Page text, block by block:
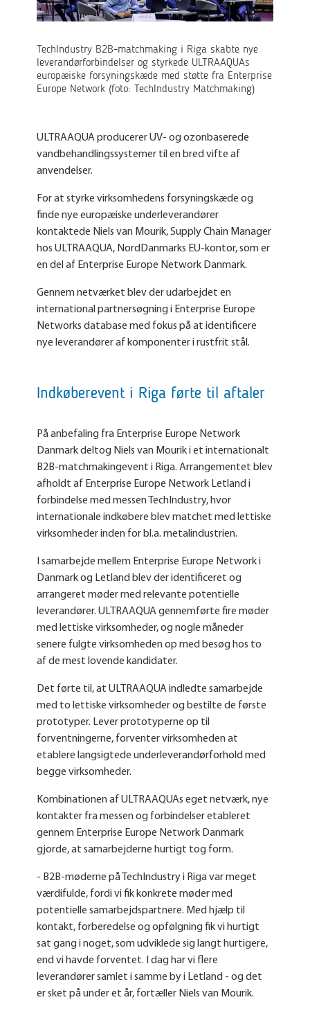
TechIndustry B2B-matchmaking i Riga skabte nye
leverandørforbindelser og styrkede ULTRAAQUAs
europæiske forsyningskæde med støtte fra Enterprise
Europe Network (foto: TechIndustry Matchmaking)
ULTRAAQUA producerer UV- og ozonbaserede
vandbehandlingssystemer til en bred vifte af
anvendelser.
For at styrke virksomhedens forsyningskæde og
finde nye europæiske underleverandører
kontaktede Niels van Mourik, Supply Chain Manager
hos ULTRAAQUA, NordDanmarks EU-kontor, som er
en del af Enterprise Europe Network Danmark.
Gennem netværket blev der udarbejdet en
international partnersøgning i Enterprise Europe
Networks database med fokus på at identificere
nye leverandører af komponenter i rustfrit stål.
Indkøberevent i Riga førte til aftaler
På anbefaling fra Enterprise Europe Network
Danmark deltog Niels van Mourik i et internationalt
B2B-matchmakingevent i Riga. Arrangementet blev
afholdt af Enterprise Europe Network Letland i
forbindelse med messen TechIndustry, hvor
internationale indkøbere blev matchet med lettiske
virksomheder inden for bl.a. metalindustrien.
I samarbejde mellem Enterprise Europe Network i
Danmark og Letland blev der identificeret og
arrangeret møder med relevante potentielle
leverandører. ULTRAAQUA gennemførte fire møder
med lettiske virksomheder, og nogle måneder
senere fulgte virksomheden op med besøg hos to
af de mest lovende kandidater.
Det førte til, at ULTRAAQUA indledte samarbejde
med to lettiske virksomheder og bestilte de første
prototyper. Lever prototyperne op til
forventningerne, forventer virksomheden at
etablere langsigtede underleverandørforhold med
begge virksomheder.
Kombinationen af ULTRAAQUAs eget netværk, nye
kontakter fra messen og forbindelser etableret
gennem Enterprise Europe Network Danmark
gjorde, at samarbejderne hurtigt tog form.
- B2B-møderne på TechIndustry i Riga var meget
værdifulde, fordi vi fik konkrete møder med
potentielle samarbejdspartnere. Med hjælp til
kontakt, forberedelse og opfølgning fik vi hurtigt
sat gang i noget, som udviklede sig langt hurtigere,
end vi havde forventet. I dag har vi flere
leverandører samlet i samme by i Letland - og det
er sket på under et år, fortæller Niels van Mourik.